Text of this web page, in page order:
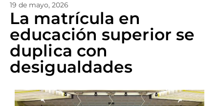
19 de mayo, 2026
La matrícula en
educación superior se
duplica con
desigualdades